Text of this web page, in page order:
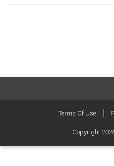
Terms Of Use |
Copyright